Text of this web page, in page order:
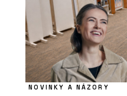
NOVINKY A NÁZORY